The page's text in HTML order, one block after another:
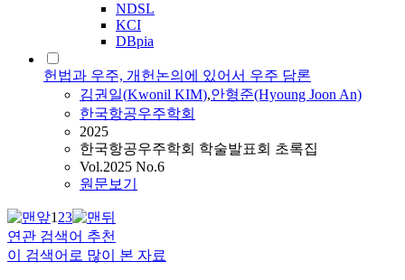
NDSL
KCI
DBpia
헌법과 우주, 개헌논의에 있어서 우주 담론
김권일(Kwonil KIM),안형준(Hyoung Joon An)
한국항공우주학회
2025
한국항공우주학회 학술발표회 초록집
Vol.2025 No.6
원문보기
123
연관 검색어 추천
이 검색어로 많이 본 자료